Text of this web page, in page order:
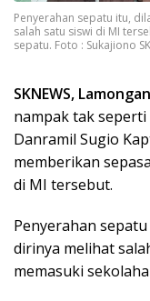
Penyerahan sepatu itu,
salah satu siswi di MI
sepatu. Foto : Sukajiono
SKNEWS,
nampak tak seperti
Danramil Sugio
memberikan
di MI tersebut.
Penyerahan
dirinya melihat
memasuki